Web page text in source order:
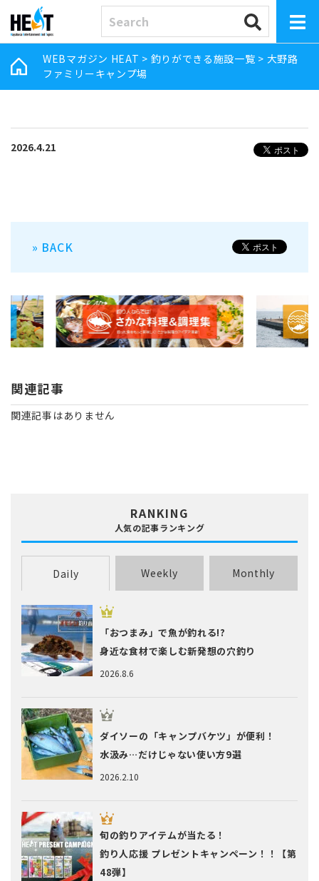
WEBマガジン HEAT > 釣りができる施設一覧 > 大野路
ファミリーキャンプ場
2026.4.21
» BACK
関連記事
関連記事はありません
RANKING
人気の記事ランキング
Daily Weekly Monthly
2026.8.6
「おつまみ」で魚が釣れる!?
身近な食材で楽しむ新発想の穴釣り
2026.2.10
ダイソーの「キャンプバケツ」が便利！
水汲み…だけじゃない使い方9選
旬の釣りアイテムが当たる！
釣り人応援 プレゼントキャンペーン！！【第
48弾】